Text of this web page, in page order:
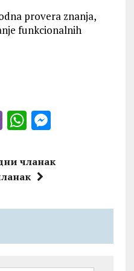
provera znanja,
funkcionalnih
V
er
W
at
s
p
M
se
er
чланак